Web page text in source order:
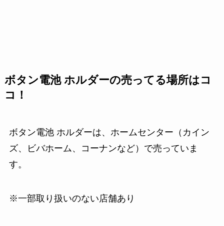
ボタン電池 ホルダーの売ってる場所はコ
コ！
ボタン電池 ホルダーは、ホームセンター（カイン
ズ、ビバホーム、コーナンなど）で売っていま
す。
※一部取り扱いのない店舗あり